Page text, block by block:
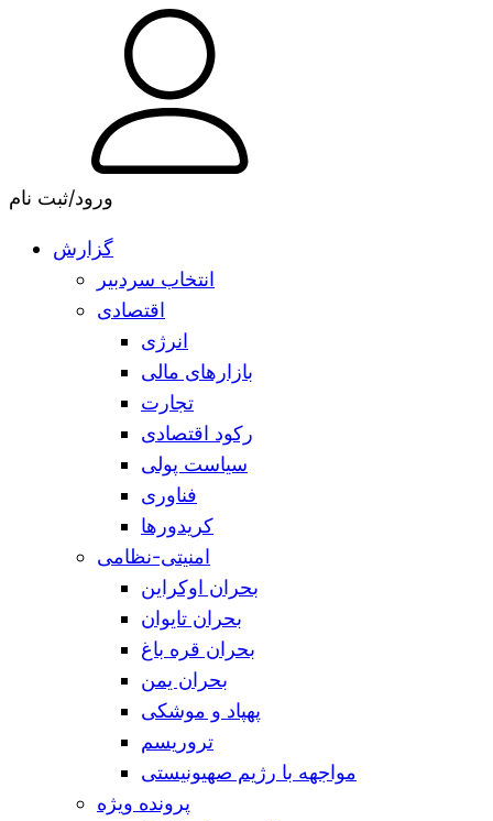
ورود/ثبت نام
گزارش
انتخاب سردبیر
اقتصادی
انرژی
بازارهای مالی
تجارت
رکود اقتصادی
سیاست پولی
فناوری
کریدورها
امنیتی-نظامی
بحران اوکراین
بحران تایوان
بحران قره باغ
بحران یمن
پهپاد و موشکی
تروریسم
مواجهه با رژیم صهیونیستی
پرونده ویژه